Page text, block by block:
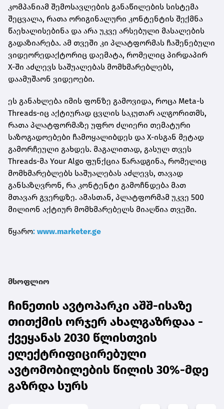
კომპანიამ შემოსავლების განაწილების სისტემა
შეცვალა, რათა ორიგინალური კონტენტის შექმნა
წაეხალისებინა და არა უკვე არსებული მასალების
გადაზიარება. ამ თვეში კი პლატფორმას ჩაშენებული
ვიდეორედაქტორიც დაემატა, რომელიც პირდაპირ
X-ში აძლევს საშუალებას მომხმარებლებს,
დაამუშაონ ვიდეოები.
ეს განახლება იმის ფონზე გამოვიდა, როცა Meta-ს
Threads-იც აქტიურად ცვლის საკუთარ ალგორითმს,
რათა პლატფორმაზე უფრო ძლიერი თემატური
საზოგადოებები ჩამოყალიბდეს და X-ისგან მეტად
გამორჩეული გახდეს. მაგალითად, გასულ თვეს
Threads-მა Your Algo ფუნქცია წარადგინა, რომელიც
მომხმარებლებს საშუალებას აძლევს, თავად
განსაზღვრონ, რა კონტენტი გამოჩნდება მათ
მთავარ გვერდზე. ამასთან, პლატფორმამ უკვე 500
მილიონ აქტიურ მომხმარებელს მიაღწია თვეში.
წყარო: www.marketer.ge
მსოფლიო
ჩინეთის ავტოპარკი აშშ-ისაზე
თითქმის ორჯერ ახალგაზრდაა -
ქვეყანას 2030 წლისთვის
ელექტრიფიცირებული
ავტომობილების წილის 30%-მდე
გაზრდა სურს